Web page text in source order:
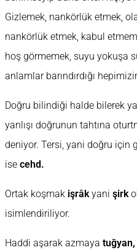
Gizlemek, nankörlük etmek,
nankörlük etmek, kabul
hoş görmemek, suyu yokuşa
anlamlar barındırdığı
Doğru bilindiği halde bilerek
yanlışı doğrunun tahtına
deniyor. Tersi, yani doğru için
ise cehd.
Ortak koşmak işrâkyani şirk
isimlendiriliyor.
Haddi aşarak azmaya tuğyan,